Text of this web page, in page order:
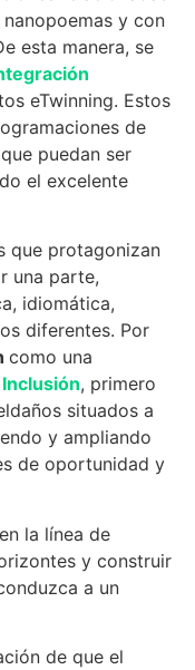
y con
esta manera, se
eTwinning. Estos
de
puedan ser
el excelente
que protagonizan
una parte,
idiomática,
diferentes. Por
como una
Inclusión, primero
situados a
y ampliando
de oportunidad y
la línea de
y construir
a un
de que el